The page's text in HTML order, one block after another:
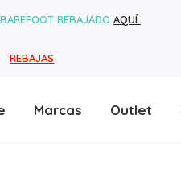
REBAJADO AQUÍ
REBAJAS
Marcas Outlet